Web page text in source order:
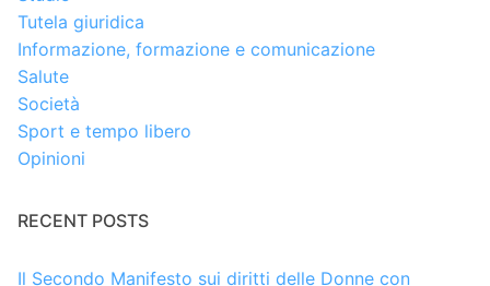
Tutela giuridica
Informazione, formazione e comunicazione
Salute
Società
Sport e tempo libero
Opinioni
RECENT POSTS
Il Secondo Manifesto sui diritti delle Donne con